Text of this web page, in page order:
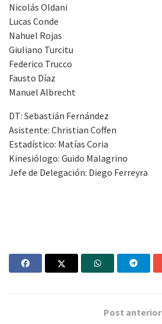
Nicolás Oldani
Lucas Conde
Nahuel Rojas
Giuliano Turcitu
Federico Trucco
Fausto Díaz
Manuel Albrecht
DT: Sebastián Fernández
Asistente: Christian Coffen
Estadístico: Matías Coria
Kinesiólogo: Guido Malagrino
Jefe de Delegación: Diego Ferreyra
Post anterior